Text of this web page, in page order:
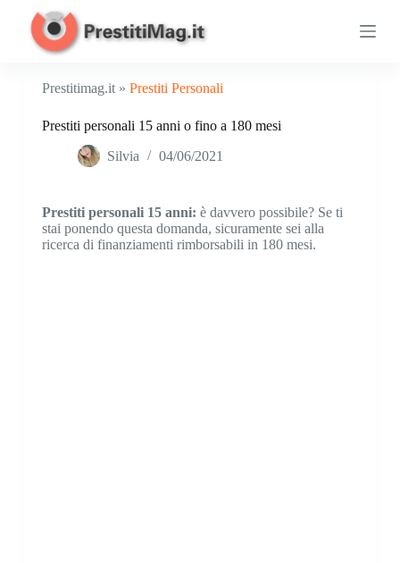
Prestitimag.it » Prestiti Personali
Prestiti personali 15 anni o fino a 180 mesi
Silvia 04/06/2021
Prestiti personali 15 anni: è davvero possibile? Se ti
stai ponendo questa domanda, sicuramente sei alla
ricerca di finanziamenti rimborsabili in 180 mesi.